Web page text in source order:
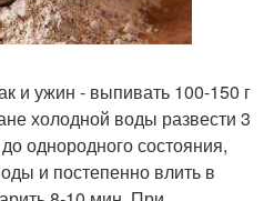
и ужин - выпивать 100-150 г
холодной воды развести 3
однородного состояния,
и постепенно влить в